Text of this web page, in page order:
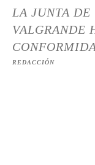
LA JUNTA DE
VALGRANDE
REDACCIÓN